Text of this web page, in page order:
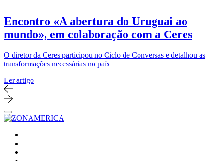
Encontro «A abertura do Uruguai ao
mundo», em colaboração com a Ceres
O diretor da Ceres participou no Ciclo de Conversas e detalhou as
transformações necessárias no país
Ler artigo